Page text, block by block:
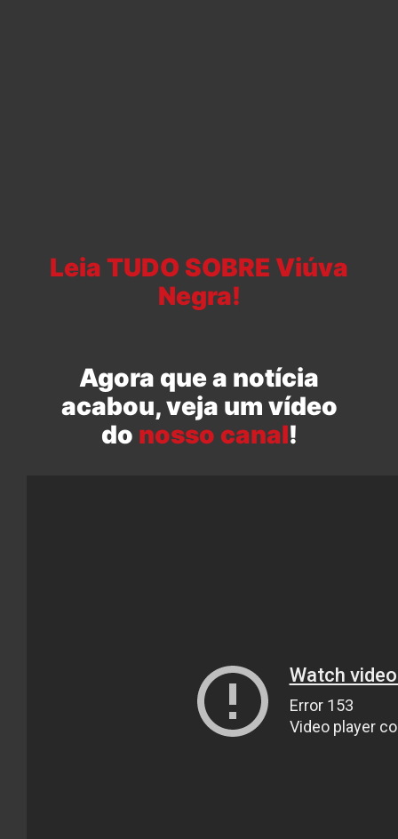
Leia TUDO SOBRE Viúva
Negra!
Agora que a notícia
acabou, veja um vídeo
do nosso canal!